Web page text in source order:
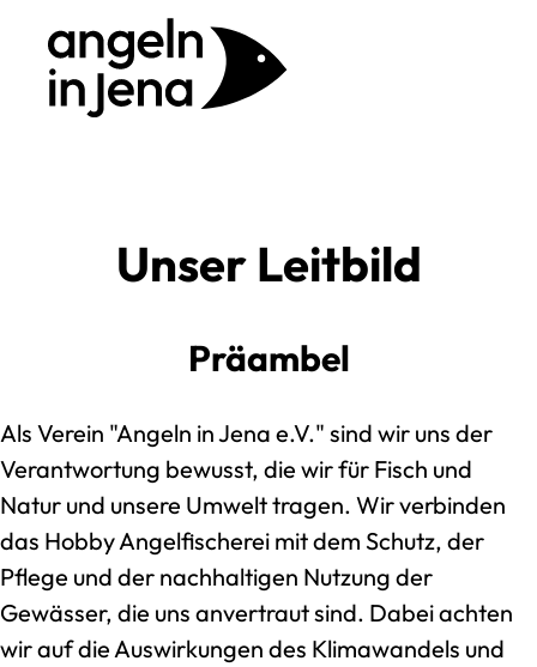
Unser Leitbild
Präambel
Als Verein "Angeln in Jena e.V." sind wir uns der
Verantwortung bewusst, die wir für Fisch und
Natur und unsere Umwelt tragen. Wir verbinden
das Hobby Angelfischerei mit dem Schutz, der
Pflege und der nachhaltigen Nutzung der
Gewässer, die uns anvertraut sind. Dabei achten
wir auf die Auswirkungen des Klimawandels und